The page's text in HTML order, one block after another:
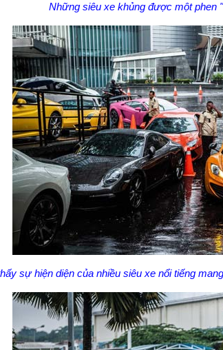
Những siêu xe khủng được một phen
sự hiện diện của nhiều siêu xe nổi tiếng